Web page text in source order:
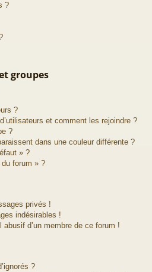
?
groupes
?
et comment les rejoindre ?
?
dans une couleur différente ?
» ?
du forum » ?
privés !
indésirables !
d’un membre de ce forum !
?